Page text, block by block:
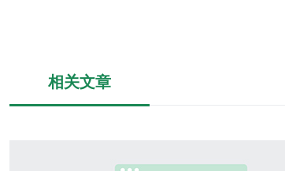
相关文章